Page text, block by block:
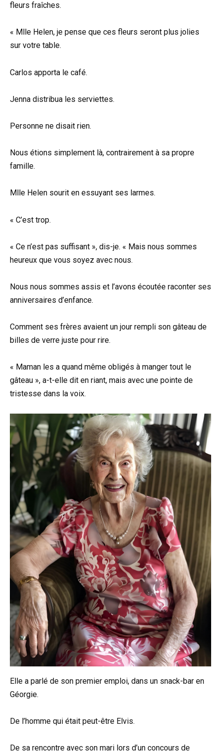
fleurs fraîches.
« Mlle Helen, je pense que ces fleurs seront plus jolies
sur votre table.
Carlos apporta le café.
Jenna distribua les serviettes.
Personne ne disait rien.
Nous étions simplement là, contrairement à sa propre
famille.
Mlle Helen sourit en essuyant ses larmes.
« C’est trop.
« Ce n’est pas suffisant », dis-je. « Mais nous sommes
heureux que vous soyez avec nous.
Nous nous sommes assis et l’avons écoutée raconter ses
anniversaires d’enfance.
Comment ses frères avaient un jour rempli son gâteau de
billes de verre juste pour rire.
« Maman les a quand même obligés à manger tout le
gâteau », a-t-elle dit en riant, mais avec une pointe de
tristesse dans la voix.
Elle a parlé de son premier emploi, dans un snack-bar en
Géorgie.
De l’homme qui était peut-être Elvis.
De sa rencontre avec son mari lors d’un concours de